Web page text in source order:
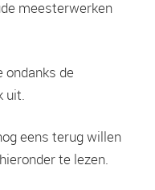
meesterwerken
ondanks de
uit.
eens terug willen
te lezen.